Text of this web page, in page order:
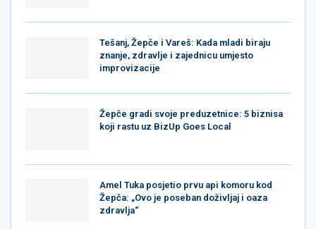
Tešanj, Žepče i Vareš: Kada mladi biraju
znanje, zdravlje i zajednicu umjesto
improvizacije
Žepče gradi svoje preduzetnice: 5 biznisa
koji rastu uz BizUp Goes Local
Amel Tuka posjetio prvu api komoru kod
Žepča: „Ovo je poseban doživljaj i oaza
zdravlja“